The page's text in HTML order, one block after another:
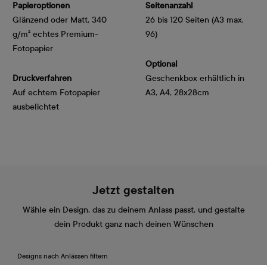
Papieroptionen
Glänzend oder Matt, 340
g/m² echtes Premium-
Fotopapier
Druckverfahren
Auf echtem Fotopapier
ausbelichtet
Seitenanzahl
26 bis 120 Seiten (A3 max.
96)
Optional
Geschenkbox erhältlich in
A3, A4, 28x28cm
Jetzt gestalten
Wähle ein Design, das zu deinem Anlass passt, und gestalte
dein Produkt ganz nach deinen Wünschen
Designs nach Anlässen filtern